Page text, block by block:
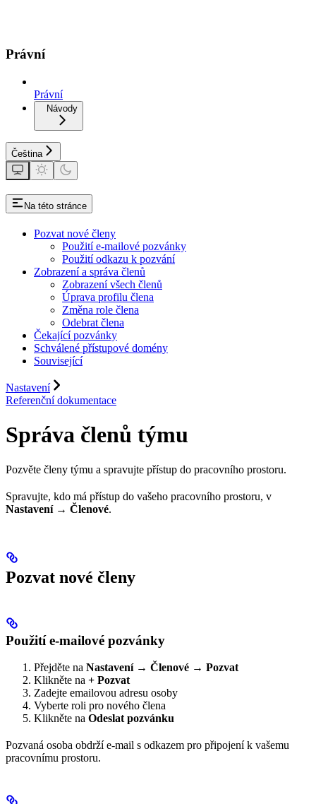
Právní
Právní
Návody
Čeština
Na této stránce
Pozvat nové členy
Použití e-mailové pozvánky
Použití odkazu k pozvání
Zobrazení a správa členů
Zobrazení všech členů
Úprava profilu člena
Změna role člena
Odebrat člena
Čekající pozvánky
Schválené přístupové domény
Související
Nastavení
Referenční dokumentace
Správa členů týmu
Pozvěte členy týmu a spravujte přístup do pracovního prostoru.
Spravujte, kdo má přístup do vašeho pracovního prostoru, v
Nastavení → Členové.
Pozvat nové členy
Použití e-mailové pozvánky
Přejděte na Nastavení → Členové → Pozvat
Klikněte na + Pozvat
Zadejte emailovou adresu osoby
Vyberte roli pro nového člena
Klikněte na Odeslat pozvánku
Pozvaná osoba obdrží e-mail s odkazem pro připojení k vašemu
pracovnímu prostoru.